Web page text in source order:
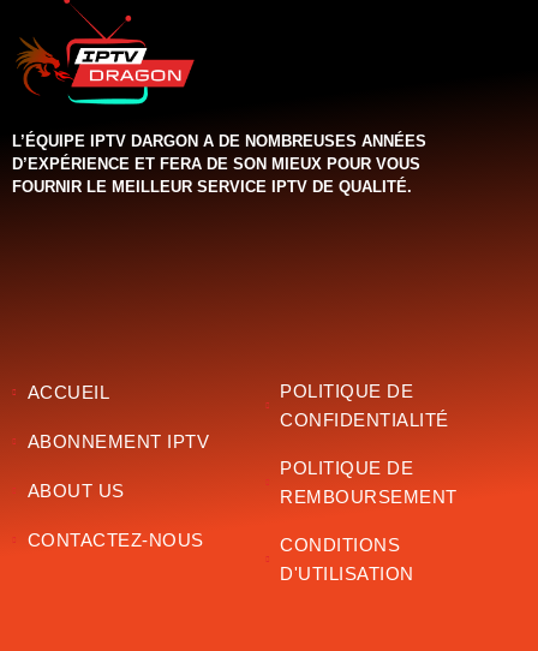
L’ÉQUIPE IPTV DARGON A DE NOMBREUSES ANNÉES
D’EXPÉRIENCE ET FERA DE SON MIEUX POUR VOUS
FOURNIR LE MEILLEUR SERVICE IPTV DE QUALITÉ.‌‌‌‌‌
ACCUEIL
ABONNEMENT IPTV
ABOUT US
CONTACTEZ-NOUS
POLITIQUE DE
CONFIDENTIALITÉ
POLITIQUE DE
REMBOURSEMENT
CONDITIONS
D'UTILISATION